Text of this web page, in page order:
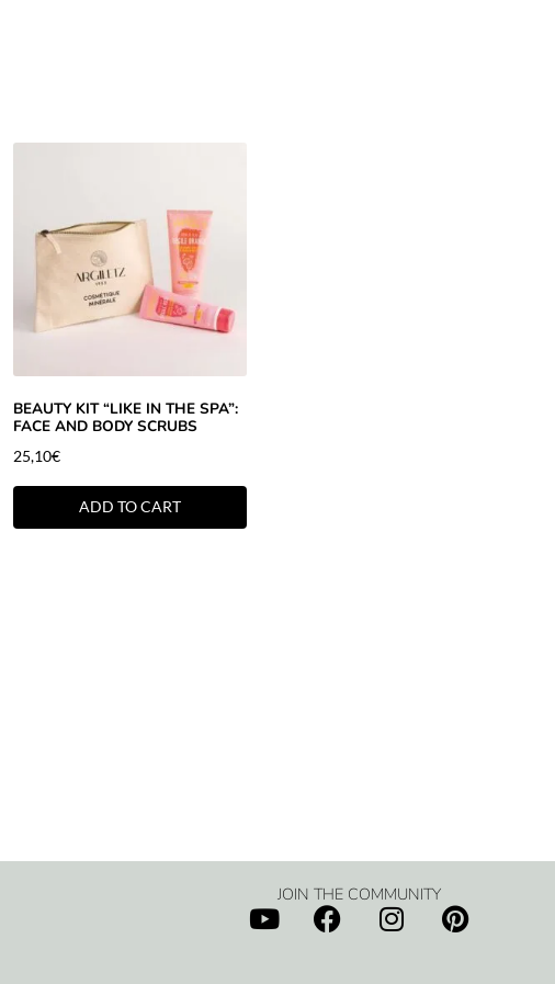
BEAUTY KIT “LIKE IN THE SPA”:
FACE AND BODY SCRUBS
25,10€
ADD TO CART
JOIN THE COMMUNITY